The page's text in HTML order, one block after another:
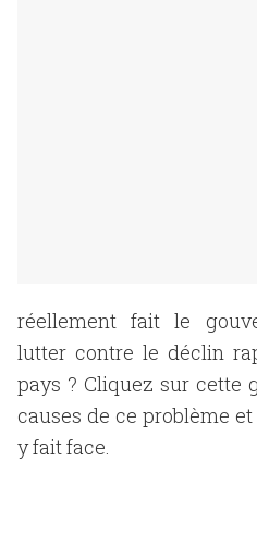
réellement fait le
lutter contre le déclin
pays ? Cliquez sur cette
causes de ce problème
y fait face.